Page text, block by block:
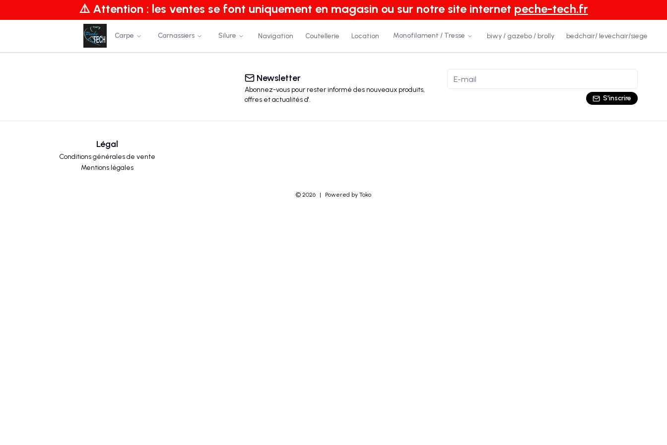
⚠️ Attention : les ventes se font uniquement en magasin ou sur notre site internet peche-tech.fr
Carpe Carnassiers Silure Navigation Coutellerie Location Monofilament / Tresse biwy / gazebo / brolly bedchair/ levechair/siege
Newsletter
Abonnez-vous pour rester informé des nouveaux produits,
offres et actualitésd'. S'inscrire
Légal
Conditions générales de vente
Mentions légales
© 2026 | Powered by Toko